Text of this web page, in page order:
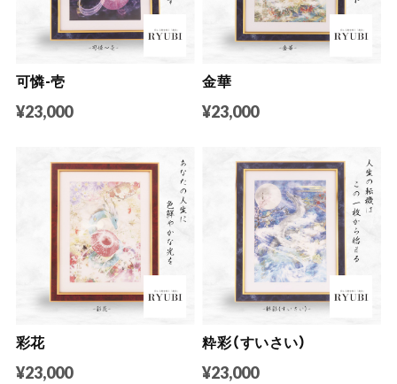
可憐-壱
¥23,000
金華
¥23,000
彩花
¥23,000
粋彩（すいさい）
¥23,000